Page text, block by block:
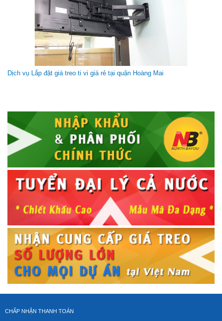
Cột tivi di động Việt Nam (42-63 inch)
Dây HDMI Liton 3m
Giá gốc:310 000 VNĐ
Dịch vụ Lắp đặt giá treo ti vi giá rẻ tại quận Hoàng Mai
CHẤP NHẬN THANH TOÁN